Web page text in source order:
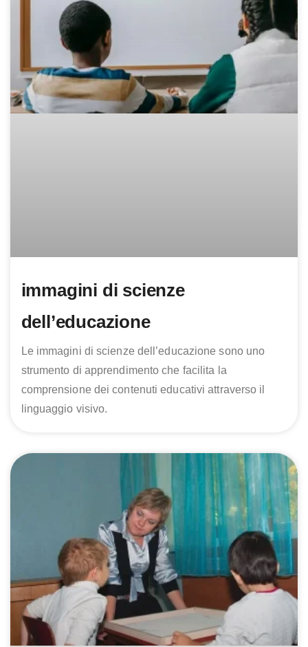
immagini di scienze
dell’educazione
Le immagini di scienze dell’educazione sono uno
strumento di apprendimento che facilita la
comprensione dei contenuti educativi attraverso il
linguaggio visivo.